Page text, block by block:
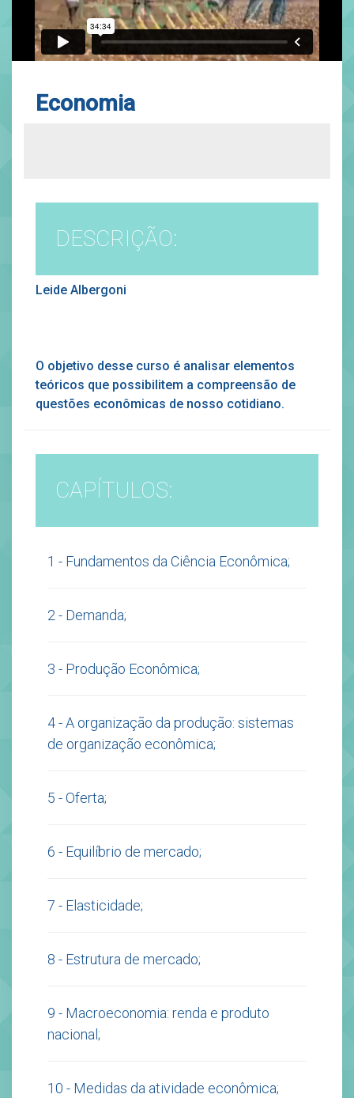
Economia
DESCRIÇÃO:
Leide Albergoni
O objetivo desse curso é analisar elementos
teóricos que possibilitem a compreensão de
questões econômicas de nosso cotidiano.
CAPÍTULOS:
1 - Fundamentos da Ciência Econômica;
2 - Demanda;
3 - Produção Econômica;
4 - A organização da produção: sistemas
de organização econômica;
5 - Oferta;
6 - Equilíbrio de mercado;
7 - Elasticidade;
8 - Estrutura de mercado;
9 - Macroeconomia: renda e produto
nacional;
10 - Medidas da atividade econômica;